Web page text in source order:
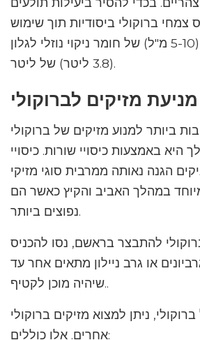
צמחי ברוקולי ביסודיות תוך שימוש
בכ -1 עד 2 כפיות (5-10 מ"ל) של חומר ניקוי נוזלי לגלון
(3.8 ליטר) של ליטר.
מניעת מזיקים לברוקולי
ביותר למנוע מזיקים של ברוקולי
היא באמצעות כיסויי שורות. כיסויי
הגנה נאותה ממרבית סוגי מזיקי
במהלך האביב והקיץ כאשר הם
נפוצים ביותר.
להתבצר בראשם, נסו להכניס
או גרב ניילון מתאים אחר עד
שיהיה מוכן לקטיף..
ניתן למצוא מזיקים ברוקולי
אחרים. אלו כוללים: